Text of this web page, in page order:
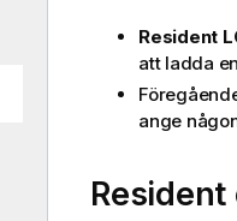
Resident
att ladda
ange
Resident